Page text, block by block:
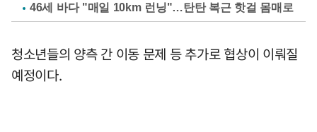
46세 바다 "매일 10km 런닝"…탄탄 복근 핫걸 몸매로
청소년들의 양측 간 이동 문제 등 추가로 협상이 이뤄질
예정이다.